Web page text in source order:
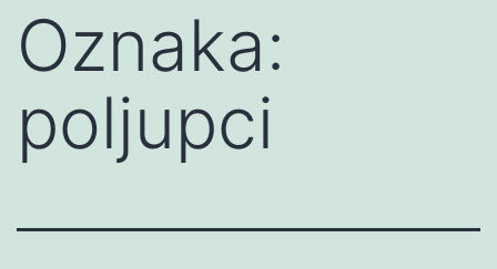
Oznaka:
poljupci